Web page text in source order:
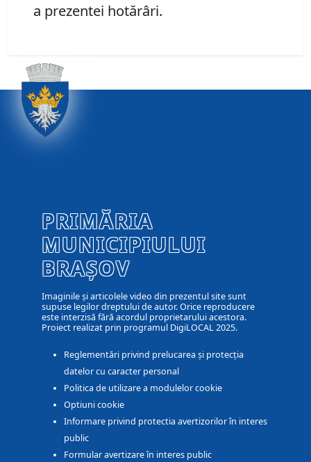
a prezentei hotărâri.
PRIMĂRIA
MUNICIPIULUI
BRAȘOV
Imaginile și articolele video din prezentul site sunt
supuse legilor dreptului de autor. Orice reproducere
este interzisă fără acordul proprietarului acestora.
Proiect realizat prin programul DigiLOCAL 2025.
Reglementări privind prelucarea și protecția
datelor cu caracter personal
Politica de utilizare a modulelor cookie
Optiuni cookie
Informare privind protectia avertizorilor în interes
public
Formular avertizare în interes public